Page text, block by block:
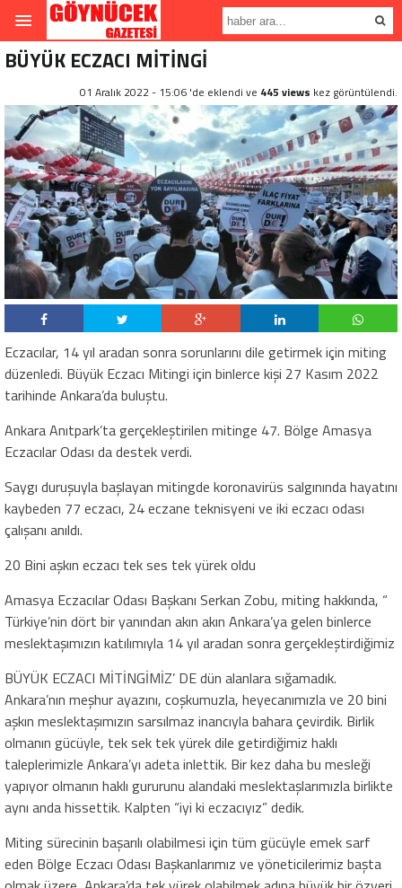
BÜYÜK ECZACI MİTİNGİ
01 Aralık 2022 - 15:06 'de eklendi ve 445 views kez görüntülendi.
Eczacılar, 14 yıl aradan sonra sorunlarını dile getirmek için miting
düzenledi. Büyük Eczacı Mitingi için binlerce kişi 27 Kasım 2022
tarihinde Ankara’da buluştu.
Ankara Anıtpark’ta gerçekleştirilen mitinge 47. Bölge Amasya
Eczacılar Odası da destek verdi.
Saygı duruşuyla başlayan mitingde koronavirüs salgınında hayatını
kaybeden 77 eczacı, 24 eczane teknisyeni ve iki eczacı odası
çalışanı anıldı.
20 Bini aşkın eczacı tek ses tek yürek oldu
Amasya Eczacılar Odası Başkanı Serkan Zobu, miting hakkında, “
Türkiye’nin dört bir yanından akın akın Ankara’ya gelen binlerce
meslektaşımızın katılımıyla 14 yıl aradan sonra gerçekleştirdiğimiz
BÜYÜK ECZACI MİTİNGİMİZ’ DE dün alanlara sığamadık.
Ankara’nın meşhur ayazını, coşkumuzla, heyecanımızla ve 20 bini
aşkın meslektaşımızın sarsılmaz inancıyla bahara çevirdik. Birlik
olmanın gücüyle, tek sek tek yürek dile getirdiğimiz haklı
taleplerimizle Ankara’yı adeta inlettik. Bir kez daha bu mesleği
yapıyor olmanın haklı gururunu alandaki meslektaşlarımızla birlikte
aynı anda hissettik. Kalpten “iyi ki eczacıyız” dedik.
Miting sürecinin başarılı olabilmesi için tüm gücüyle emek sarf
eden Bölge Eczacı Odası Başkanlarımız ve yöneticilerimiz başta